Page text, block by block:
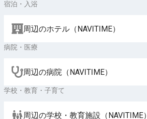
宿泊・入浴
周辺のホテル（NAVITIME）
病院・医療
周辺の病院（NAVITIME）
学校・教育・子育て
周辺の学校・教育施設（NAVITIME）